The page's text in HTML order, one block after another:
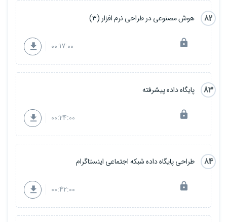
82 هوش مصنوعی در طراحی نرم افزار (3)
00:17:00
83 پایگاه داده پیشرفته
00:24:00
84 طراحی پایگاه داده شبکه اجتماعی اینستاگرام
00:42:00